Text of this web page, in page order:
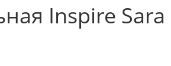
Inspire